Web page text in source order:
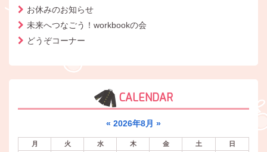
お休みのお知らせ
未来へつなごう！workbookの会
どうぞコーナー
CALENDAR
« 2026年8月 »
月 火 水 木 金 土
日